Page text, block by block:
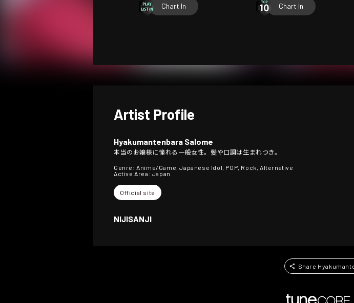
Chart In Chart In
Artist Profile
Hyakumantenbara Salome
本当のお嬢様に憧れる一般女性。髪や口調は生まれつき。
Genre: Anime/Game, Japanese Idol, POP, Rock, Alternative
Active Area: Japan
Official site
NIJISANJI
Share